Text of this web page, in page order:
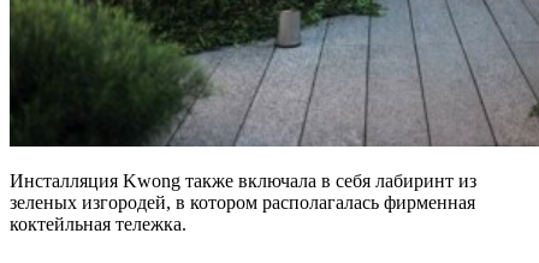
Инсталляция Kwong также включала в себя лабиринт из
зеленых изгородей, в котором располагалась фирменная
коктейльная тележка.